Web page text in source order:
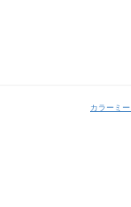
カラーミ